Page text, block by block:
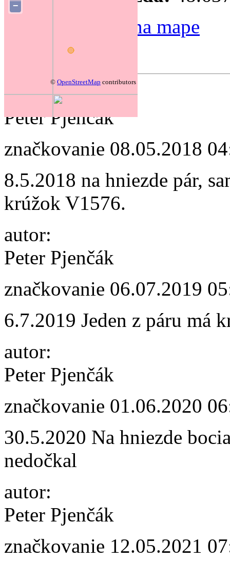
−
© OpenStreetMap contributors
Zmeniť polohu na mape
autor:
Peter Pjenčák
značkovanie 08.05.2018
8.5.2018 na hniezde pár,
krúžok V1576.
autor:
Peter Pjenčák
značkovanie 06.07.2019
6.7.2019 Jeden z páru má
autor:
Peter Pjenčák
značkovanie 01.06.2020
30.5.2020 Na hniezde
nedočkal
autor:
Peter Pjenčák
značkovanie 12.05.2021